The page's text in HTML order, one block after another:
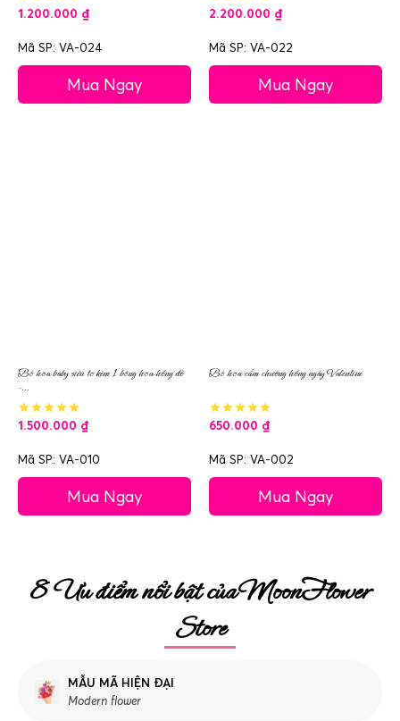
1.200.000 ₫
Mã SP: VA-024
Mua Ngay
2.200.000 ₫
Mã SP: VA-022
Mua Ngay
Bó hoa baby siêu to kèm 1 bông hoa hồng đỏ
–...
1.500.000 ₫
Mã SP: VA-010
Mua Ngay
Bó hoa cẩm chướng hồng ngày Valentine
650.000 ₫
Mã SP: VA-002
Mua Ngay
8 Ưu điểm nổi bật của MoonFlower
Store
MẪU MÃ HIỆN ĐẠI
Modern flower